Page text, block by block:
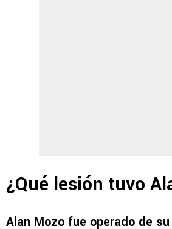
¿Qué lesión tuvo
Alan Mozo fue operado de